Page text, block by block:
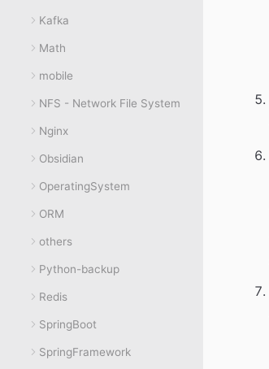
Kafka
Math
mobile
NFS - Network File System
Nginx
Obsidian
OperatingSystem
ORM
others
Python-backup
Redis
SpringBoot
SpringFramework